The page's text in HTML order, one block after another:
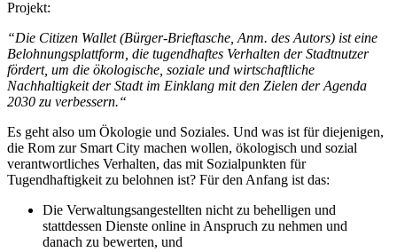
Projekt:
“Die Citizen Wallet(Bürger-Brieftasche, Anm. des Autors) ist eine
Belohnungsplattform, die tugendhaftes Verhalten der Stadtnutzer
fördert, um die ökologische, soziale und wirtschaftliche
Nachhaltigkeit der Stadt im Einklang mit den Zielen der Agenda
2030 zu verbessern.“
Es geht also um Ökologie und Soziales. Und was ist für diejenigen,
die Rom zur Smart City machen wollen, ökologisch und sozial
verantwortliches Verhalten, das mit Sozialpunkten für
Tugendhaftigkeit zu belohnen ist? Für den Anfang ist das:
Die Verwaltungsangestellten nicht zu behelligen und
stattdessen Dienste online in Anspruch zu nehmen und
danach zu bewerten, und